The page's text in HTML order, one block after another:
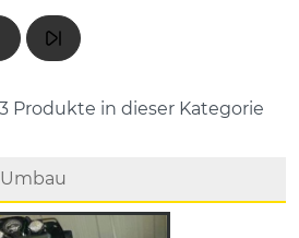
Produkte in dieser Kategorie